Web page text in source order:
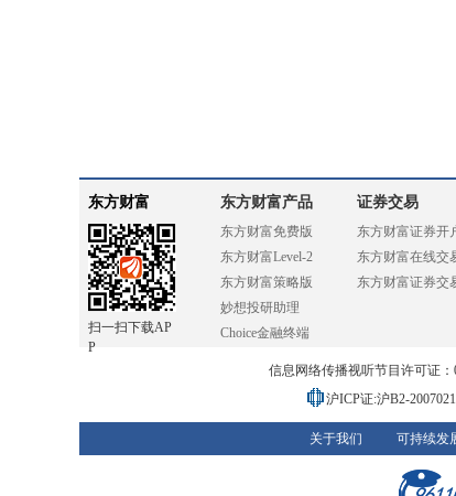
东方财富
扫一扫下载AP
P
东方财富产品
东方财富免费版
东方财富Level-2
东方财富策略版
妙想投研助理
Choice金融终端
证券交易
东方财富证券开
东方财富在线交
东方财富证券交
信息网络传播视听节目许可证：
沪ICP证:沪B2-
关于我们 可持续发